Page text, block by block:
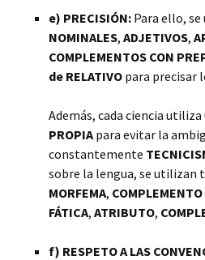
e) PRECISIÓN: Para ello,
NOMINALES, ADJETIVOS,
COMPLEMENTOS CON
de RELATIVO para precisar
Además, cada ciencia utiliza
PROPIApara evitar la
constantemente
sobre la lengua, se utilizan
MORFEMA,
FÁTICA, ATRIBUTO,
f) RESPETO A LAS